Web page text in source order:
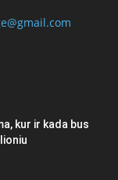
kur ir kada bus